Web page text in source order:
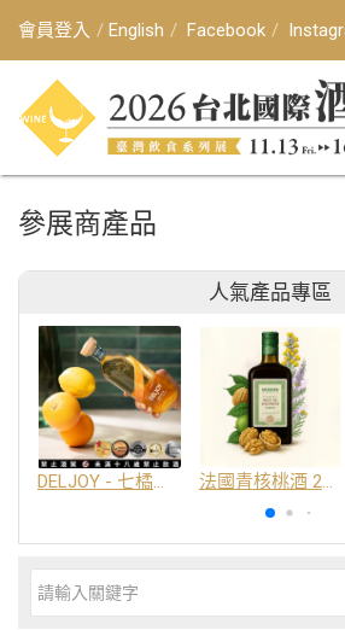
會員登入 English Facebook
參展商產品
人氣產品專區
DELJOY - 七橘干邑利口酒 24% 法國青核桃酒 25%